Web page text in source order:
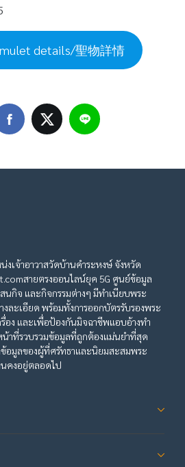
details/聖物詳情
งเจ้าอาวาสวัดบ้านคำระหงษ์ จังหวัด
สายตรงออนไลน์ยุค 5G ศูนย์ข้อมูล
นกิจ และกิจกรรมต่างๆ มีทำเนียบพระ
งละเอียด พร้อมทั้งการออกบัตรรับรองพระ
อง และเพื่อป้องกันมิจฉาชีพแอบอ้างทำ
าที่รวบรวมข้อมูลที่ถูกต้องแม่นยำที่สุด
ข้อมูลของผู้ที่ศรัทธาและนิยมสะสมพระ
นคงอยู่ตลอดไป